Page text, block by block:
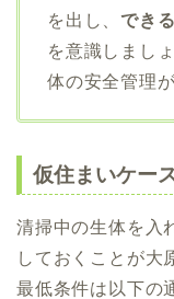
を出し、でき
を意識しまし
体の安全管理
仮住まいケー
清掃中の生体を入
しておくことが大
最低条件は以下の